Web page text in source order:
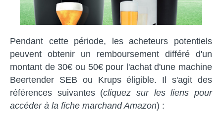
Pendant cette période, les acheteurs potentiels
peuvent obtenir un remboursement différé d'un
montant de 30€ ou 50€ pour l'achat d'une machine
Beertender SEB ou Krups éligible. Il s'agit des
références suivantes (cliquez sur les liens pour
accéder à la fiche marchand Amazon) :